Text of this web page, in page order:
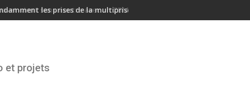
les prises de la multiprise NOUS A11Z avec Zigbee2MQTT
et projets